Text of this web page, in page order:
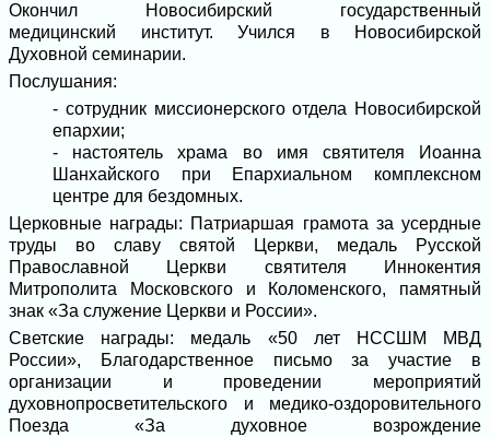
Окончил Новосибирский государственный
медицинский институт. Учился в Новосибирской
Духовной семинарии.
Послушания:
- сотрудник миссионерского отдела Новосибирской
епархии;
- настоятель храма во имя святителя Иоанна
Шанхайского при Епархиальном комплексном
центре для бездомных.
Церковные награды: Патриаршая грамота за усердные
труды во славу святой Церкви, медаль
Русской
Православной Церкви святителя Иннокентия
Митрополита
Московского и Коломенского, памятный
знак «За служение Церкви и России».
Светские награды: медаль «50 лет НССШМ МВД
России»,
Благодарственное письмоза участие в
организации и проведении мероприятий
духовнопросветительского и медико-оздоровительного
Поезда «За духовное возрождение